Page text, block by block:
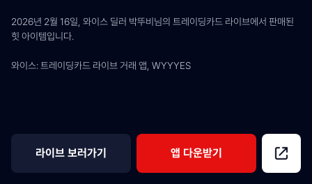
2026년 2월 16일, 와이스 딜러 박뚜비님의 트레이딩카드 라이브에서 판매된
힛 아이템입니다.
와이스: 트레이딩카드 라이브 거래 앱, WYYYES
라이브 보러가기 앱 다운받기